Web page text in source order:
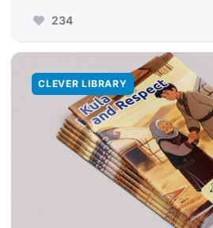
234
CLEVER LIBRARY